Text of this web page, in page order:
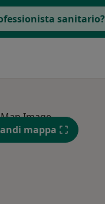
sanitario?
mappa